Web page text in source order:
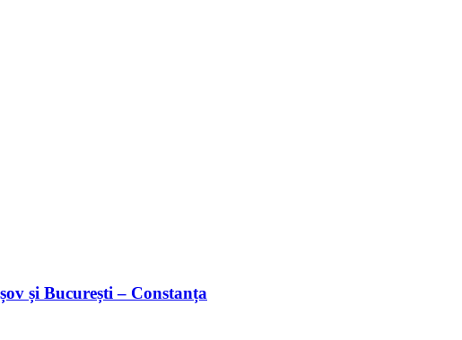
și București – Constanța